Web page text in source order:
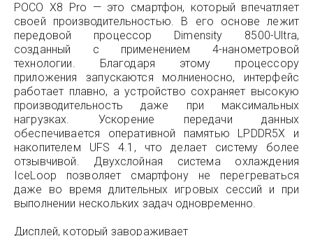
POCO X8 Pro — это смартфон, который впечатляет
своей производительностью. В его основе лежит
передовой процессор Dimensity 8500-Ultra,
созданный с применением 4-нанометровой
технологии. Благодаря этому процессору
приложения запускаются молниеносно, интерфейс
работает плавно, а устройство сохраняет высокую
производительность даже при максимальных
нагрузках. Ускорение передачи данных
обеспечивается оперативной памятью LPDDR5X и
накопителем UFS 4.1, что делает систему более
отзывчивой. Двухслойная система охлаждения
IceLoop позволяет смартфону не перегреваться
даже во время длительных игровых сессий и при
выполнении нескольких задач одновременно.
Дисплей, который завораживает